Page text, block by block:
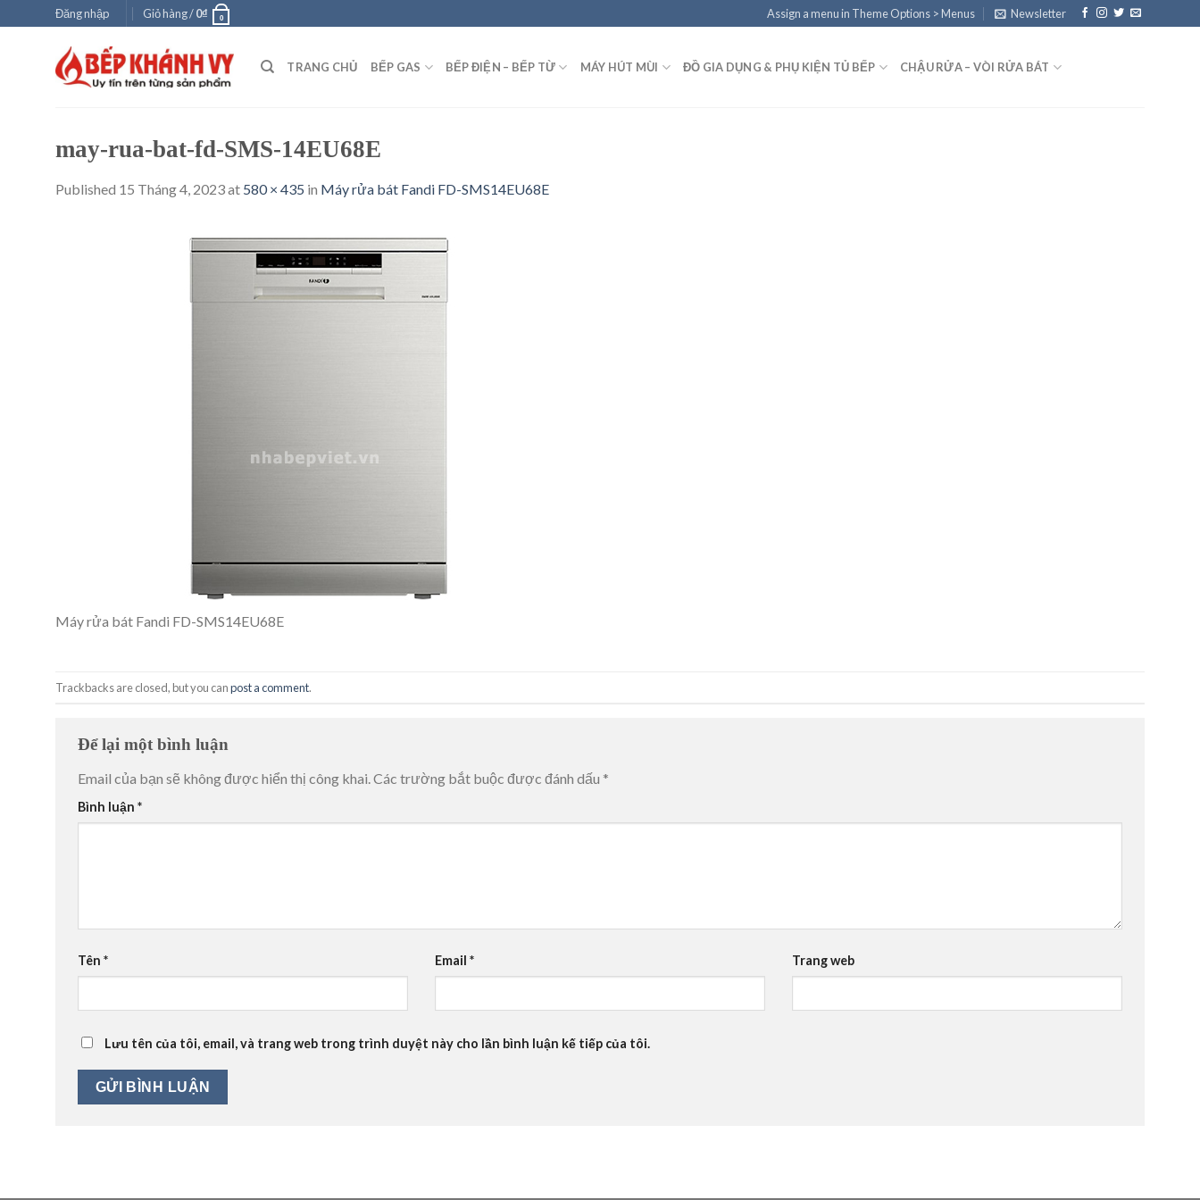
to
Đăng nhập Giỏ hàng /0₫ 0 Assign a menu in Theme Options > Menus Newsletter
TRANG CHỦ BẾP GAS BẾP ĐIỆN – BẾP TỪ MÁY HÚT MÙI ĐỒ GIA DỤNG & PHỤ KIỆN TỦ BẾP CHẬU RỬA – VÒI RỬA BÁT
may-rua-bat-fd-SMS-14EU68E
Published 15 Tháng 4, 2023at 580 × 435 in Máy rửa bát Fandi FD-SMS14EU68E
Máy rửa bát Fandi FD-SMS14EU68E
Trackbacks are closed, but you canpost a comment.
Để lại một bình luận
Email của bạn sẽ không được hiển thị công khai.Các trường bắt buộc được đánh dấu *
Bình luận *
Tên * Email * Trang web
Lưu tên của tôi, email, và trang web trong trình duyệt này cho lần bình luận kế tiếp của tôi.